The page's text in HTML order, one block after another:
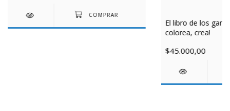
El libro de los
colorea, crea!
$45.000,00